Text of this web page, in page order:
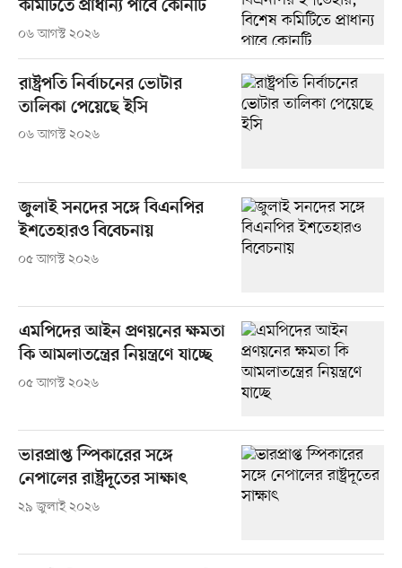
কমিটিতে প্রাধান্য পাবে কোনটি
০৬ আগস্ট ২০২৬
রাষ্ট্রপতি নির্বাচনের ভোটার
তালিকা পেয়েছে ইসি
০৬ আগস্ট ২০২৬
জুলাই সনদের সঙ্গে বিএনপির
ইশতেহারও বিবেচনায়
০৫ আগস্ট ২০২৬
এমপিদের আইন প্রণয়নের ক্ষমতা
কি আমলাতন্ত্রের নিয়ন্ত্রণে যাচ্ছে
০৫ আগস্ট ২০২৬
ভারপ্রাপ্ত স্পিকারের সঙ্গে
নেপালের রাষ্ট্রদূতের সাক্ষাৎ
২৯ জুলাই ২০২৬